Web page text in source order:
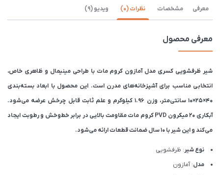
معرفی مشخصات نظرات (0) ویدیو (9)
معرفی محصول
شیر ظرفشویی کسری مدل آمازون کروم مات با طراحی مینیمال و ظاهری خاص،
انتخابی مناسب برای آشپزخانه‌های مدرن است. این محصول با ابعاد بسته‌بندی
۴۰×۲۵×۱۰ سانتی‌متر، وزن ۱.۹۶ کیلوگرم و علم ثابت قابل چرخش عرضه می‌شود.
آبکاری ۲۰ میکرون PVD کروم مات مقاومت بالایی در برابر خط‌وخش و رطوبت ایجاد
می‌کند و این شیر با ۱۰ سال ضمانت قطعات ارائه می‌شود.
نوع شیر: ظرفشویی
مدل: آمازون